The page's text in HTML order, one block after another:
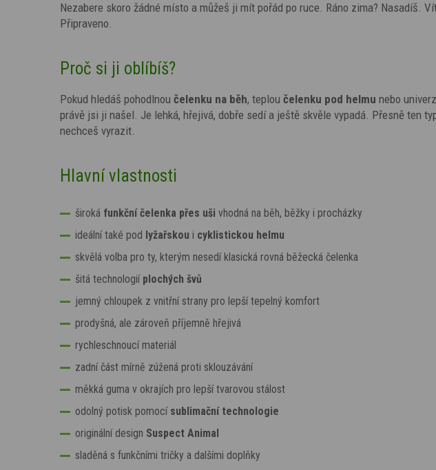
Nezabere skoro žádné místo a můžeš ji mít pořád po ruce. Ráno zima? Nasadíš.
Připraveno.
Proč si ji oblíbíš?
Pokud hledáš pohodlnou čelenku na běh, teplou čelenku pod helmu nebo
právě jsi ji našel. Je lehká, hřejivá, dobře sedí a ještě skvěle vypadá. Přesně ten
nechceš vyrazit.
Hlavní vlastnosti
široká funkční čelenka přes uši vhodná na běh, běžky i procházky
ideální také pod lyžařskou i cyklistickou helmu
skvělá volba pro ty, kterým nesedí klasická rovná běžecká čelenka
šitá technologií plochých švů
jemný chloupek z vnitřní strany pro lepší tepelný komfort
prodyšná, ale zároveň příjemně hřejivá
rychleschnoucí materiál
zadní část mírně zúžená proti sklouzávání
měkká guma v okrajích pro lepší tvarovou stálost
odolný potisk pomocí sublimační technologie
originální design Suspect Animal
sladěná s funkčními tričky a dalšími doplňky